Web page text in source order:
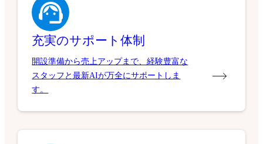
充実のサポート体制
開設準備から売上アップまで、経験豊富な
スタッフと最新AIが万全にサポートしま
す。